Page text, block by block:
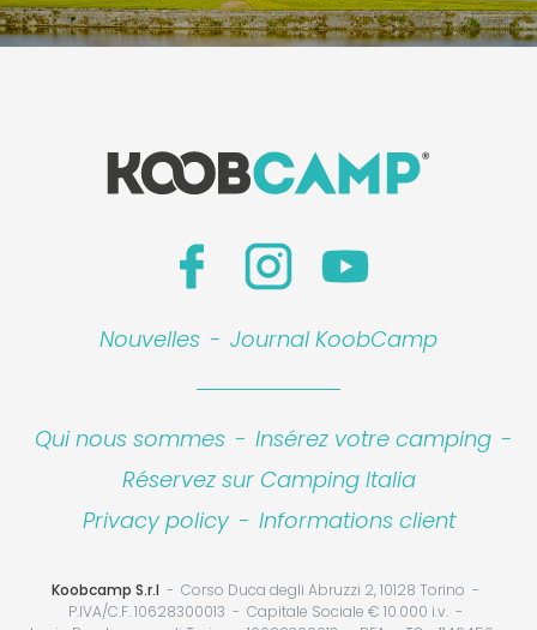
Nouvelles - Journal KoobCamp
Qui nous sommes - Insérez votre camping -
Réservez sur Camping Italia
Privacy policy - Informations client
Koobcamp S.r.l
Corso Duca degli Abruzzi 2, 10128 Torino
P.IVA/C.F. 10628300013
Capitale Sociale € 10.000 i.v.